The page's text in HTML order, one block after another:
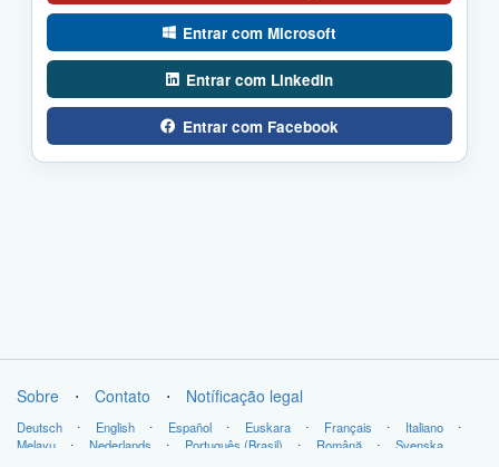
Entrar com Microsoft
Entrar com LinkedIn
Entrar com Facebook
Sobre ⋅ Contato ⋅ Notíficação legal
Deutsch ⋅ English ⋅ Español ⋅ Euskara ⋅ Français ⋅ Italiano
⋅
Melayu
⋅ Nederlands ⋅ Português (Brasil) ⋅ Română ⋅ Svenska